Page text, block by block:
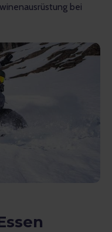
bei